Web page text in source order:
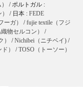
/ ポルトガル :
/ 日本 : FEDE
ーガ） /fujie textile（フジ
物セルコン）
/
） /Nichibei（ニチベイ)/
）
/TOSO（トーソー）